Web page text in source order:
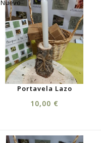
Nuevo
Portavela Lazo
10,00 €